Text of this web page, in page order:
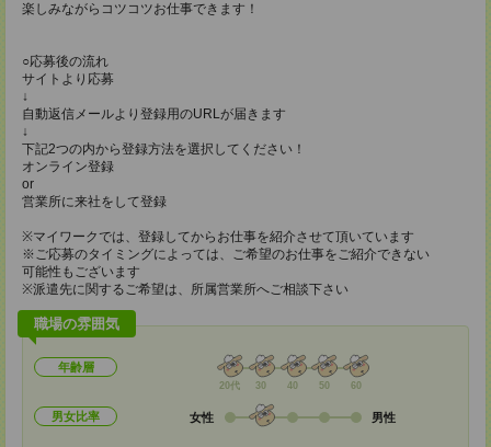
楽しみながらコツコツお仕事できます！
○応募後の流れ
サイトより応募
↓
自動返信メールより登録用のURLが届きます
↓
下記2つの内から登録方法を選択してください！
オンライン登録
or
営業所に来社をして登録
※マイワークでは、登録してからお仕事を紹介させて頂いています
※ご応募のタイミングによっては、ご希望のお仕事をご紹介できない
可能性もございます
※派遣先に関するご希望は、所属営業所へご相談下さい
職場の雰囲気
年齢層
20代 30 40 50 60
男女比率 女性 男性